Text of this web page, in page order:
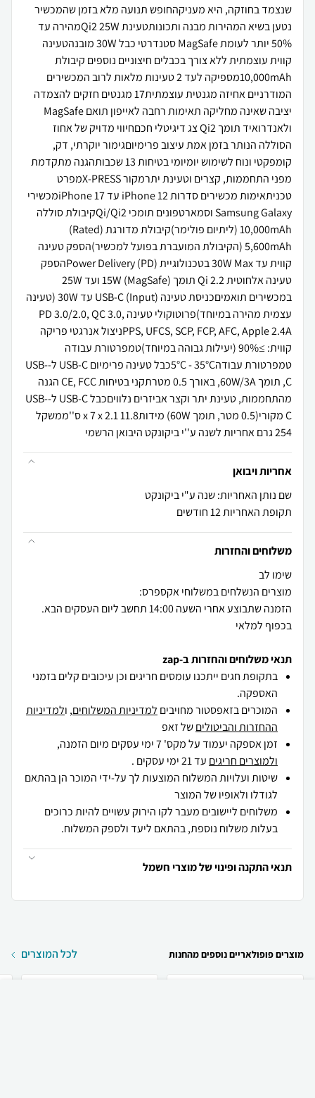
שנצמד בחוזקה, היא מעניקהחופש תנועה מלא בזמן שהמכשיר
נטען בשיא המהירות מבנה ותכונותטעינת Qi2 25Wמהירה עד
50% יותר לעומת MagSafe סטנדרטי כבל 30W מובנהטעינה
קווית עוצמתית ללא צורך בכבלים חיצוניים נוספים קיבולת
10,000mAhמספיקה לעד 2 טעינות מלאות לרוב המכשירים
המודרניים אחיזה מגנטית עוצמתית17 מגנטים חזקים להצמדה
יציבה שאינה מחליקה תאימות רחבה לאייפון תואם MagSafe
ולאנדרואיד תומך Qi2 צג דיגיטלי חכםחיווי מדויק של אחוז
הסוללה הנותר בזמן אמת עיצוב פרימיוםגימור יוקרתי, דק,
קומפקטי ונוח לשימוש יומיומי בטיחות 13 שכבותהגנה מתקדמת
מפני התחממות, קצרים וטעינת יתרמקור X-PRESSמפרט
טכניתאימות מכשירים סדרות iPhone 12 עד iPhone 17מכשירי
Samsung Galaxy וסמארטפונים תומכי Qi/Qi2קיבולת סוללה
10,000mAh (ליתיום פולימר)קיבולת מדורגת (Rated)
5,600mAh (הקיבולת המועברת בפועל למכשיר)הספק טעינה
קווית עד 30W Max בטכנולוגיית Power Delivery (PD)הספק
טעינה אלחוטית Qi 2.2 תומך 15W (MagSafe) ועד 25W
במכשירים תואמיםכניסת טעינה (Input) USB-C עד 30W (טעינה
עצמית מהירה במיוחד)פרוטוקולי טעינה PD 3.0/2.0, QC 3.0,
PPS, UFCS, SCP, FCP, AFC, Apple 2.4Aניצול אנרגטי פריקה
קווית: ≥90% (יעילות גבוהה במיוחד)טמפרטורת עבודה
טמפרטורת עבודה5°C - 35°Cכבל טעינה פרימיום USB-C ל-USB-
C, תומך 60W/3A, באורך 0.5 מטרתקני בטיחות CE, FCC הגנה
מהתחממות, טעינת יתר וקצר אביזרים נלוויםכבל USB-C ל-USB-
C מקורי(0.5 מטר, תומך 60W) מידות11.8 x 7 x 2.1 ס''ממשקל
254 גרם אחריות לשנה ע''י ביקונקט היבואן הרשמי
אחריות ויבואן
שם נותן האחריות: שנה ע"י ביקונקט
תקופת האחריות 12 חודשים
משלוחים והחזרות
הזמנה שתבוצע אחרי השעה 14:00 תחשב ליום העסקים הבא.
בכפוף למלאי
תנאי משלוחים והחזרות ב-zap
בתקופת חגים ייתכנו עומסים חריגים וכן עיכובים קלים בזמני
האספקה.
המוכרים בזאפסטור מחויבים למדיניות המשלוחים, ולמדיניות
ההחזרות והביטוליםשל זאפ
זמן אספקה יעמוד על מקס' 7 ימי עסקים מיום הזמנה,
ולמוצרים חריגים עד 21 ימי עסקים .
שיטות ועלויות המשלוח המוצעות לך על-ידי המוכר הן בהתאם
לגודלו ולאופיו של המוצר
משלוחים ליישובים מעבר לקו הירוק עשויים להיות כרוכים
בעלות משלוח נוספת, בהתאם ליעד ולספק המשלוח.
תנאי התקנה ופינוי של מוצרי חשמל
מוצרים פופולאריים נוספים מהחנות לכל המוצרים